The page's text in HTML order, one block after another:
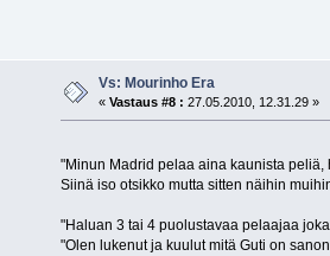
Vs: Mourinho Era
«Vastaus #8 : 27.05.2010, 12.31.29 »
"Minun Madrid pelaa aina kaunista peliä,
Siinä iso otsikko mutta sitten näihin
"Haluan 3 tai 4 puolustavaa pelaajaa
"Olen lukenut ja kuulut mitä Guti on